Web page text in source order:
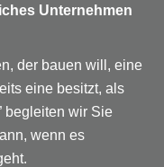
Unternehmen
der bauen will, eine
eine besitzt, als
begleiten wir Sie
wenn es